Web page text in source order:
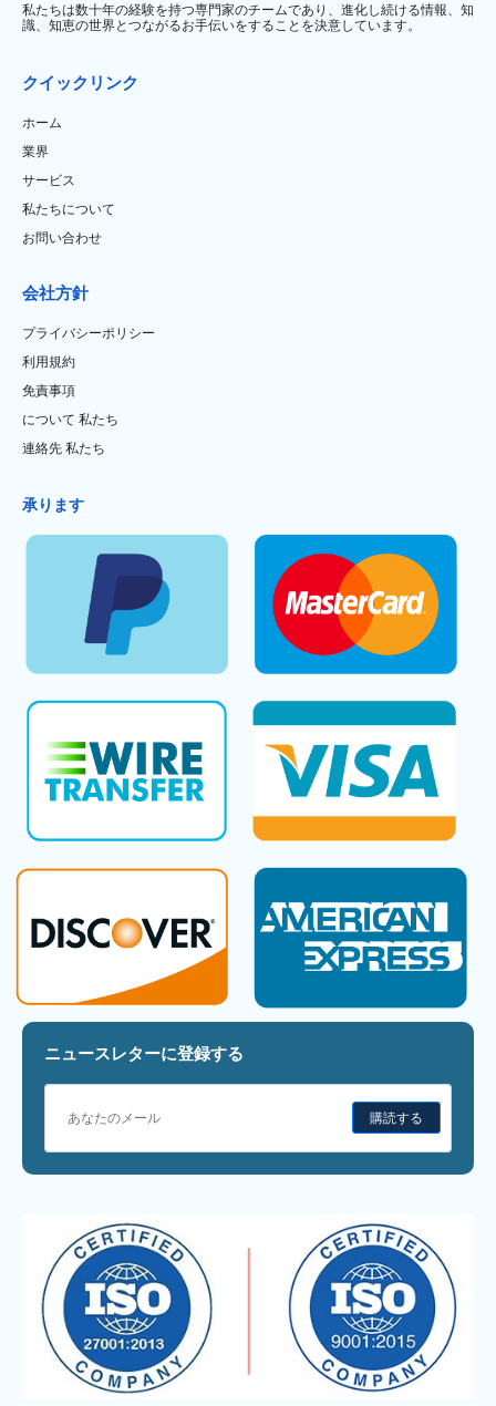
私たちは数十年の経験を持つ専門家のチームであり、進化し続ける情報、知
識、知恵の世界とつながるお手伝いをすることを決意しています。
クイックリンク
ホーム
業界
サービス
私たちについて
お問い合わせ
会社方針
プライバシーポリシー
利用規約
免責事項
について 私たち
連絡先 私たち
承ります
ニュースレターに登録する
購読する